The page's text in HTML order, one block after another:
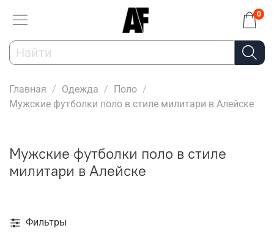
0
Главная Одежда
Поло
Мужские футболки поло в стиле милитари в Алейске
Мужские футболки поло в стиле
милитари в Алейске
Фильтры